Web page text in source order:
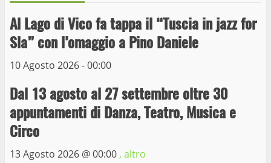
Al Lago di Vico fa tappa il “Tuscia in jazz for
Sla” con l’omaggio a Pino Daniele
10 Agosto 2026 - 00:00
Dal 13 agosto al 27 settembre oltre 30
appuntamenti di Danza, Teatro, Musica e
Circo
13 Agosto 2026 @00:00 , altro
3
Wiplanet Baseball supera il Napoli
9 Maggio 2023
La Polizia di Stato arresta il ladro seriale
delle auto in sosta a Viterbo